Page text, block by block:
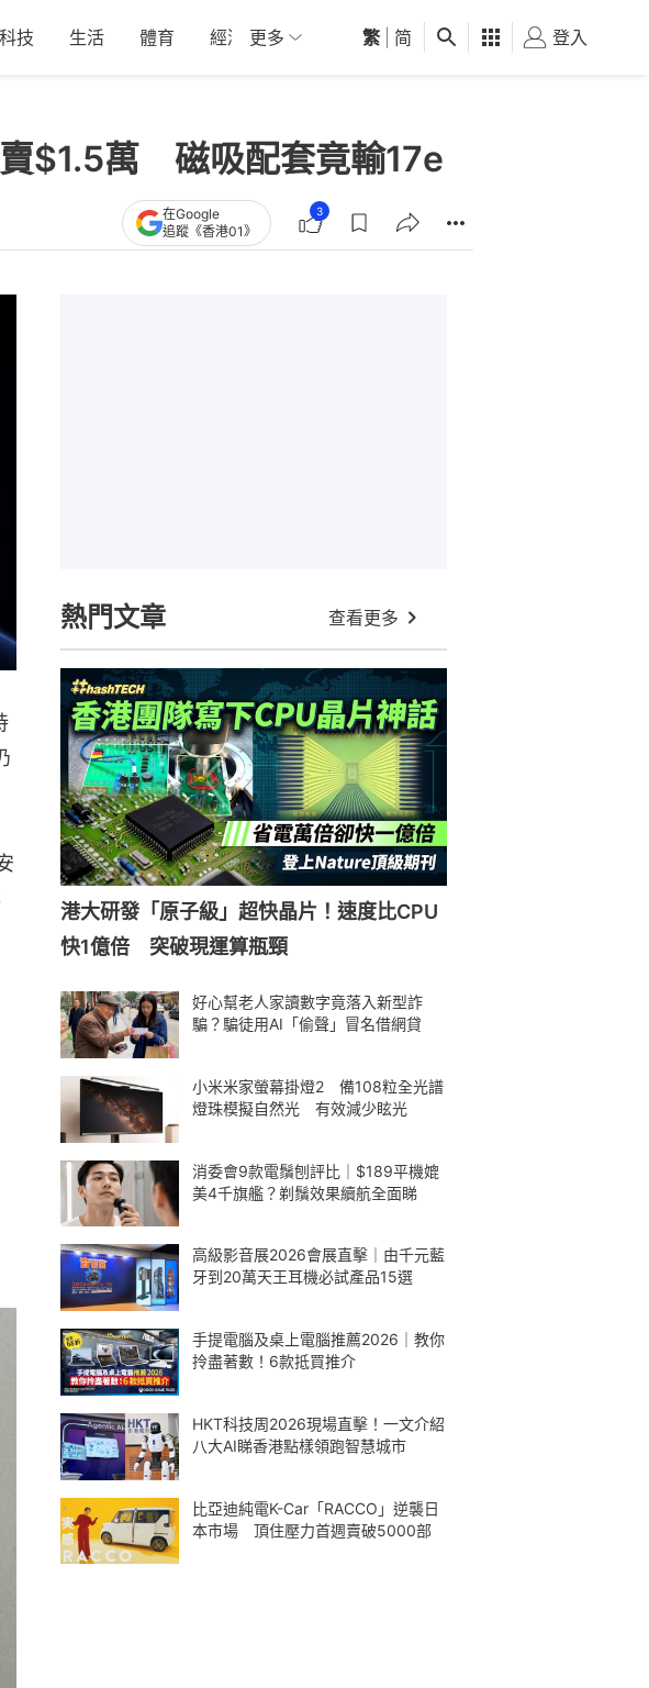
科技 生活 體育 經濟 01深圳 觀點 健康 好食玩飛
更多 繁 简 登入
$1.5萬 磁吸配套竟輸17e
在Google
追蹤《香港01》
3
熱門文章 查看更多
港大研發「原子級」超快晶片！速度比CPU
快1億倍 突破現運算瓶頸
好心幫老人家讀數字竟落入新型詐
騙？騙徒用AI「偷聲」冒名借網貸
小米米家螢幕掛燈2 備108粒全光譜
燈珠模擬自然光 有效減少眩光
消委會9款電鬚刨評比｜$189平機媲
美4千旗艦？剃鬚效果續航全面睇
高級影音展2026會展直擊｜由千元藍
牙到20萬天王耳機必試產品15選
手提電腦及桌上電腦推薦2026｜教你
拎盡著數！6款抵買推介
HKT科技周2026現場直擊！一文介紹
八大AI睇香港點樣領跑智慧城市
比亞迪純電K-Car「RACCO」逆襲日
本市場 頂住壓力首週賣破5000部